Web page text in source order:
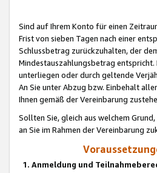
Sind auf Ihrem Konto für einen
Frist von sieben Tagen nach einer
Schlussbetrag zurückzuhalten, der
Mindestauszahlungsbetrag
unterliegen oder durch geltende
An Sie unter Abzug bzw. Einbehalt
Ihnen gemäß der Vereinbarung
Sollten Sie, gleich aus welchem
an Sie im Rahmen der Vereinbarung
1. Anmeldung und